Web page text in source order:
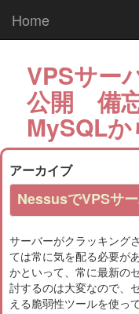
Home
VPSサー
公開 備
MySQL
アーカイブ
NessusでVPSサ
サーバーがクラッキング
ては常に気を配る必要が
かといって、常に最新の
討するのは大変なので、
える脆弱性ツールを使っ